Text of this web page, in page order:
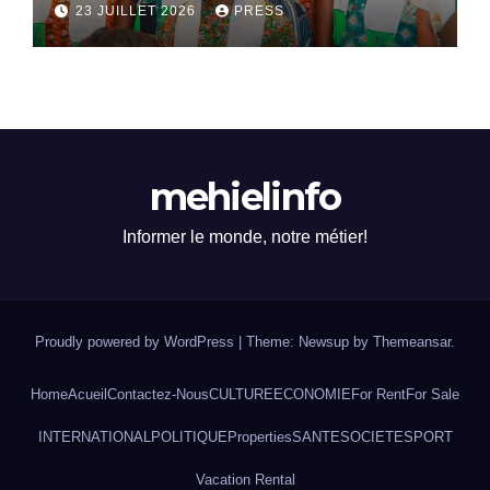
23 JUILLET 2026 PRESS
mehielinfo
Informer le monde, notre métier!
Proudly powered by WordPress Theme: Newsup by Themeansar.
HomeAcueil Contactez-NousCULTURE ECONOMIE For RentFor Sale
INTERNATIONALPOLITIQUE PropertiesSANTESOCIETESPORT
Vacation Rental